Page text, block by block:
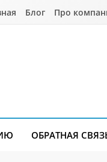
Блог Про
ОБРАТНАЯ